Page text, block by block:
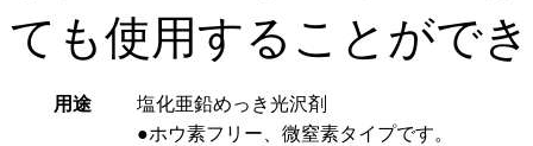
ても使用することがで
用途 塩化亜鉛めっき光沢剤
●ホウ素フリー、微窒素タイプです。